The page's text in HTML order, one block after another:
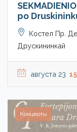
po
Костел Пр.
Друскининкай
августа 23
Концерты